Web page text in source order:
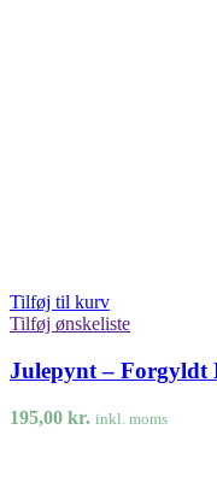
Tilføj til kurv
Tilføj ønskeliste
Julepynt – Forgyldt
195,00 kr. inkl. moms